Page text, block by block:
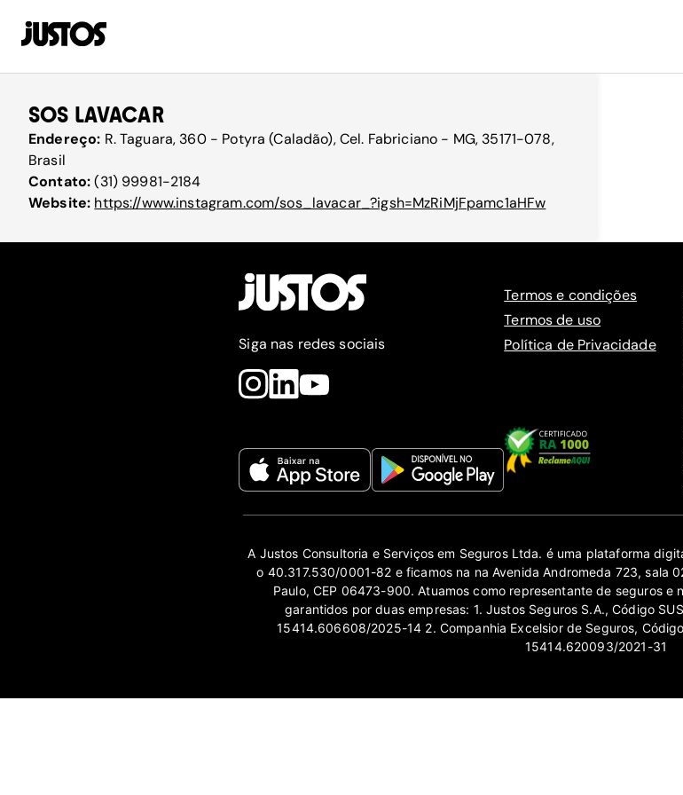
SOS LAVACAR
Endereço: R. Taguara, 360 - Potyra (Caladão), Cel. Fabriciano - MG, 35171-078,
Brasil
Contato:(31) 99981-2184
Website: https://www.instagram.com/sos_lavacar_?igsh=MzRiMjFpamc1aHFw
Siga nas redes sociais
Termos e condições
Termos de uso
Política de Privacidade
A Justos Consultoria e Serviços em Seguros Ltda. é uma plataforma
o 40.317.530/0001-82 e ficamos na na Avenida Andromeda 723, sala
Paulo, CEP 06473-900. Atuamos como representante de seguros e
garantidos por duas empresas: 1. Justos Seguros S.A., Código
15414.606608/2025-14 2. Companhia Excelsior de Seguros,
15414.620093/2021-31